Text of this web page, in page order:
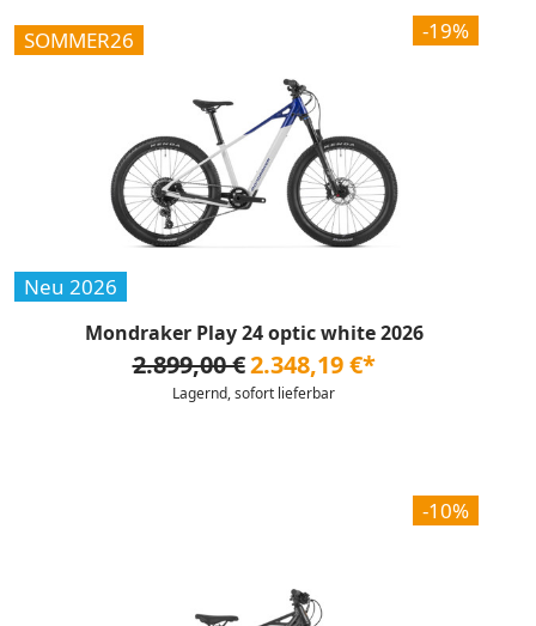
-19%
SOMMER26
Neu 2026
Mondraker Play 24 optic white 2026
2.899,00 €2.348,19 €*
Lagernd, sofort lieferbar
-10%